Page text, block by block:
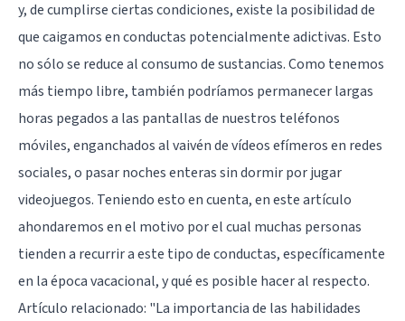
y, de cumplirse ciertas condiciones, existe la posibilidad de
que caigamos en conductas potencialmente adictivas. Esto
no sólo se reduce al consumo de sustancias. Como tenemos
más tiempo libre, también podríamos permanecer largas
horas pegados a las pantallas de nuestros teléfonos
móviles, enganchados al vaivén de vídeos efímeros en redes
sociales, o pasar noches enteras sin dormir por jugar
videojuegos. Teniendo esto en cuenta, en este artículo
ahondaremos en el motivo por el cual muchas personas
tienden a recurrir a este tipo de conductas, específicamente
en la época vacacional, y qué es posible hacer al respecto.
Artículo relacionado: "La importancia de las habilidades